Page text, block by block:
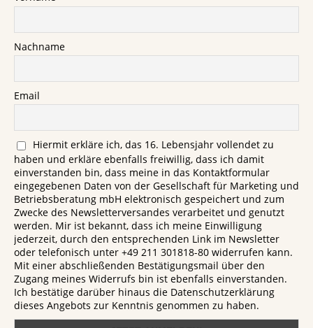
Nachname
Email
Hiermit erkläre ich, das 16. Lebensjahr vollendet zu
haben und erkläre ebenfalls freiwillig, dass ich damit
einverstanden bin, dass meine in das Kontaktformular
eingegebenen Daten von der Gesellschaft für Marketing und
Betriebsberatung mbH elektronisch gespeichert und zum
Zwecke des Newsletterversandes verarbeitet und genutzt
werden. Mir ist bekannt, dass ich meine Einwilligung
jederzeit, durch den entsprechenden Link im Newsletter
oder telefonisch unter +49 211 301818-80 widerrufen kann.
Mit einer abschließenden Bestätigungsmail über den
Zugang meines Widerrufs bin ist ebenfalls einverstanden.
Ich bestätige darüber hinaus die Datenschutzerklärung
dieses Angebots zur Kenntnis genommen zu haben.